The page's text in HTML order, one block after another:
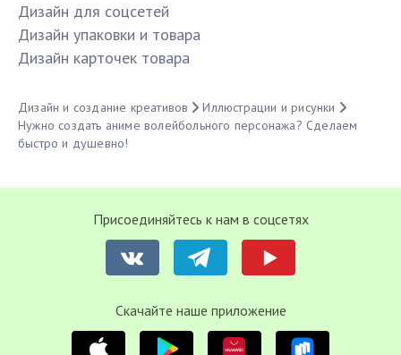
Дизайн для соцсетей
Дизайн упаковки и товара
Дизайн карточек товара
Дизайн и создание креативов
Иллюстрации и рисунки
Нужно создать аниме волейбольного персонажа? Сделаем
быстро и душевно!
Присоединяйтесь к нам в соцсетях
Cкачайте наше приложение